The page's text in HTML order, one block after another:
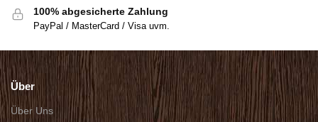
100% abgesicherte Zahlung
PayPal / MasterCard / Visa uvm.
Über
Über Uns